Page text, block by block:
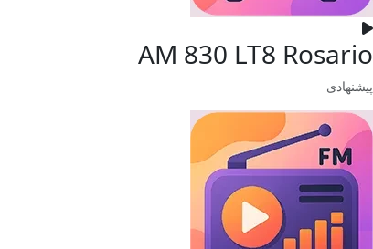
AM 830 LT8 Rosario
پیشنهادی